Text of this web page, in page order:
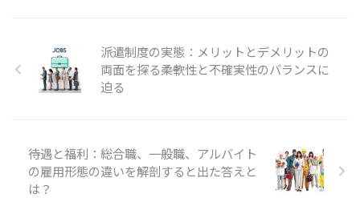
派遣制度の実態：メリットとデメリットの
両面を探る――柔軟性と不確実性のバランスに
迫る
待遇と福利：総合職、一般職、アルバイト
の雇用形態の違いを解剖すると出た答えと
は？